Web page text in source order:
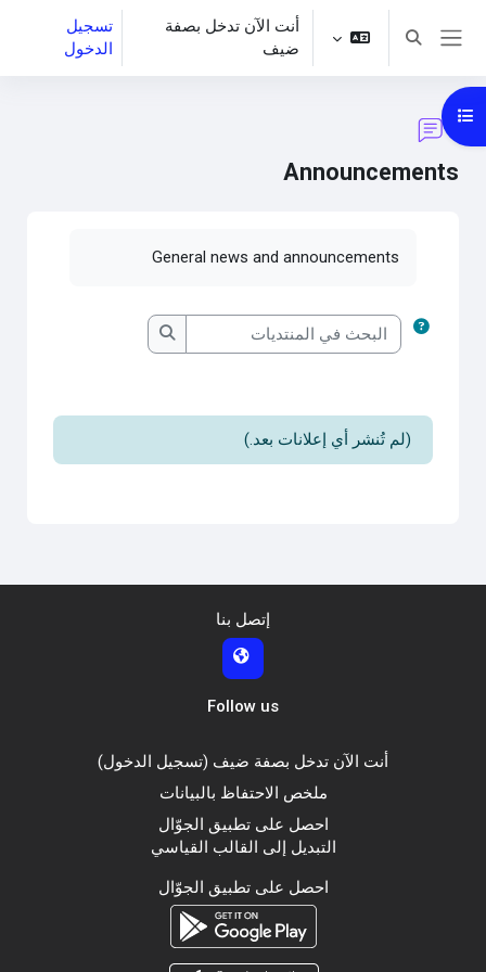
تخطى إلى المحتوى الرئيسي
تبديل إدخال البحث
أنت الآن تدخل بصفة
ضيف
تسجيل
الدخول
Announcements
فتح فهرس المقرر
General news and announcements
البحث في المنتديات
البحث في المنتديات
(لم تُنشر أي إعلانات بعد.)
إتصل بنا
Follow us
أنت الآن تدخل بصفة ضيف (تسجيل الدخول)
ملخص الاحتفاظ بالبيانات
احصل على تطبيق الجوّال
التبديل إلى القالب القياسي
احصل على تطبيق الجوّال